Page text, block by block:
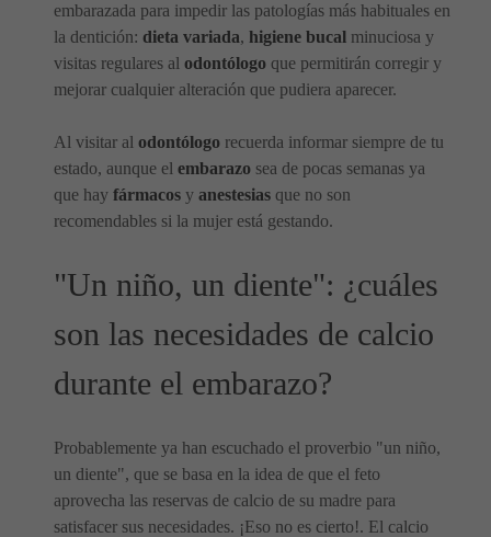
embarazada para impedir las patologías más habituales en
la dentición: dieta variada, higiene bucal minuciosa y
visitas regulares al odontólogo que permitirán corregir y
mejorar cualquier alteración que pudiera aparecer.
Al visitar al odontólogo recuerda informar siempre de tu
estado, aunque el embarazo sea de pocas semanas ya
que hay fármacos y anestesias que no son
recomendables si la mujer está gestando.
"Un niño, un diente": ¿cuáles
son las necesidades de calcio
durante el embarazo?
Probablemente ya han escuchado el proverbio "un niño,
un diente", que se basa en la idea de que el feto
aprovecha las reservas de calcio de su madre para
satisfacer sus necesidades. ¡Eso no es cierto!. El calcio